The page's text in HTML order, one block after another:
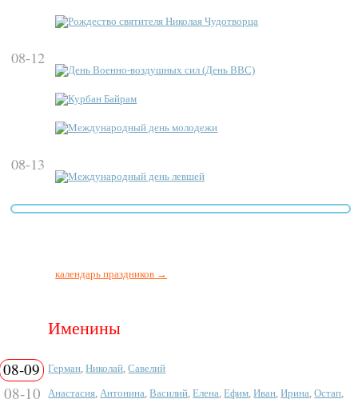
Рождество святителя Николая Чудотворца
08-12
День Военно-воздушных сил (День ВВС)
Курбан Байрам
Международный день молодежи
08-13
Международный день левшей
календарь праздников →
Именины
08-09 Герман,Николай,Савелий
08-10 Анастасия,Антонина,Василий,Елена,Ефим,Иван,Ирина,Остап,